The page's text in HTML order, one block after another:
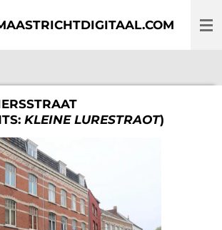
KLEINE LURESTRAOT)